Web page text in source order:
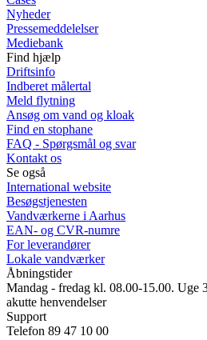
Nyheder
Pressemeddelelser
Mediebank
Find hjælp
Driftsinfo
Indberet målertal
Meld flytning
Ansøg om vand og kloak
Find en stophane
FAQ - Spørgsmål og svar
Kontakt os
Se også
International website
Besøgstjenesten
Vandværkerne i Aarhus
EAN- og CVR-numre
For leverandører
Lokale vandværker
Åbningstider
Mandag - fredag kl. 08.00-15.00. Uge
akutte henvendelser
Support
Telefon 89 47 10 00